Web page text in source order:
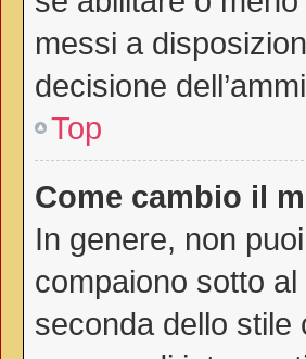
messi a
decisione
Top
Come cambio il
In genere, non
compaiono sotto
seconda dello stile